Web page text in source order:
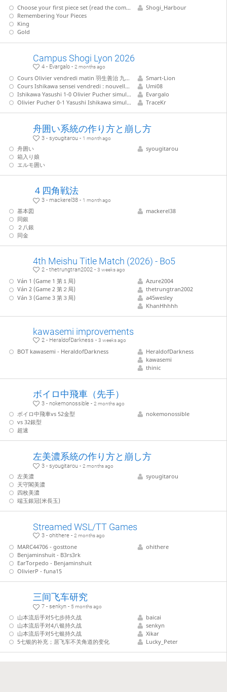
Choose your first piece set (read the comment on the right side)
Remembering Your Pieces
King
Gold
Shogi_Harbour
Campus Shogi Lyon 2026
4 - Evargalo -2 months ago
Cours Olivier vendredi matin 羽生善治 九段 - 菅井竜也 八段 (Habu - Sugaï 9 mai 2026)
Cours Ishikawa sensei vendredi : nouvelles stratégies des joueurs professionnels
Ishikawa Yasushi 1-0 Olivier Pucher simultanée 1
Olivier Pucher 0-1 Yasushi Ishikawa simultanée 2
Smart-Lion
Umi08
Evargalo
TraceKr
舟囲い系統の作り方と崩し方
3 - syougitarou - 1 month ago
舟囲い
箱入り娘
エルモ囲い
syougitarou
４四角戦法
3 - mackerel38 - 1 month ago
基本図
同銀
２八銀
同金
mackerel38
4th Meishu Title Match (2026) - Bo5
2 - thetrungtran2002 -3 weeks ago
Ván 1 (Game 1 第１局)
Ván 2 (Game 2 第２局)
Ván 3 (Game 3 第３局)
Azure2004
thetrungtran2002
a45wesley
KhanHhhhh
kawasemi improvements
2 - HeraldofDarkness -3 weeks ago
BOT kawasemi - HeraldofDarkness
HeraldofDarkness
kawasemi
thinic
ボイロ中飛車（先手）
3 - nokemonossible -2 months ago
ボイロ中飛車vs 52金型
vs 32銀型
超速
nokemonossible
左美濃系統の作り方と崩し方
3 - syougitarou -2 months ago
左美濃
天守閣美濃
四枚美濃
端玉銀冠(米長玉)
syougitarou
Streamed WSL/TT Games
3 - ohithere -2 months ago
MARC44706 - gosttone
Benjaminshuit - B3rs3rk
EarTorpedo - Benjaminshuit
OlivierP - funa15
ohithere
三间飞车研究
7 - senkyn - 5 months ago
山本流后手对5七步持久战
山本流后手对4八银持久战
山本流后手对5七银持久战
5七银的补充；居飞车不关角道的变化
baicai
senkyn
Xikar
Lucky_Peter